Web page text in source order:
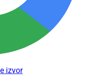
izvor